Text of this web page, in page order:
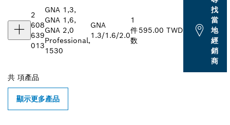
2
608
639
013
GNA 1,3,
GNA 1,6,
GNA 2,0
Professional,
1530
GNA
1.3/1.6/2.0
1
件
数
595.00 TWD
找
當
地
經
銷
商
共 項產品
顯示更多產品